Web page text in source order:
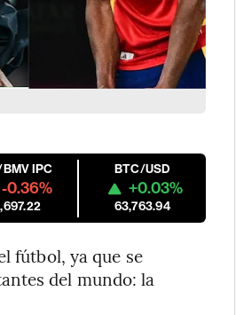
IPC
-0.36%
BTC/USD
+0.03%
63,763.94
fútbol, ya que se
del mundo: la